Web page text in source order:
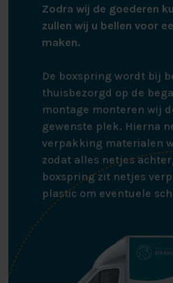
Zodra wij de goederen
zullen wij u bellen voor
maken.
De boxspring wordt bij
thuisbezorgd op de
montage monteren wij
gewenste plek. Hierna
verpakking materialen
zodat alles netjes
boxspring zit netjes
plastic om eventuele